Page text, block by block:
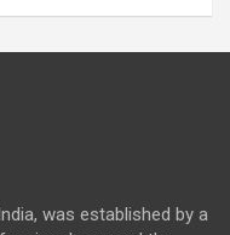
was established by a